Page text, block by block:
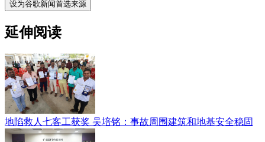
设为谷歌新闻首选来源
延伸阅读
地陷救人七客工获奖 吴培铭：事故周围建筑和地基安全稳固